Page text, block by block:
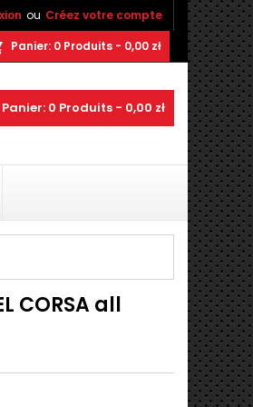
ou Créez votre compte
Panier: 0 Produits - 0,00 zł
Panier: 0 Produits - 0,00 zł
CORSA all